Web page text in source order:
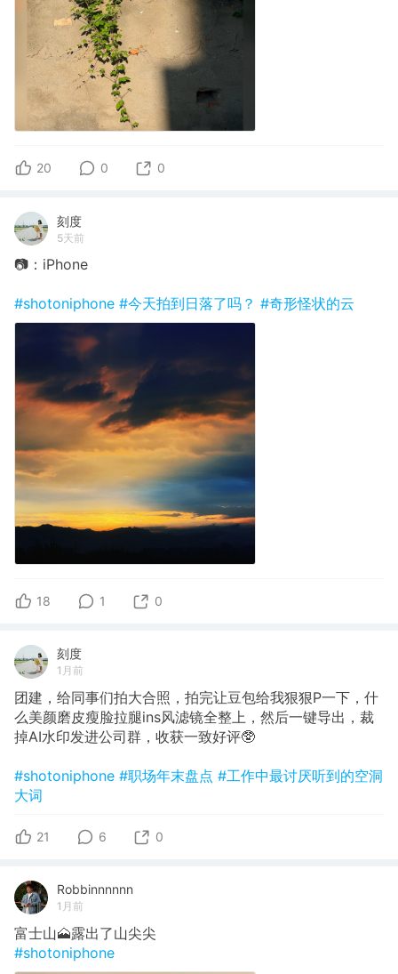
20 0 0
刻度
5天前
📷：iPhone
#shotoniphone #今天拍到日落了吗？ #奇形怪状的云
18 1 0
刻度
1月前
团建，给同事们拍大合照，拍完让豆包给我狠狠P一下，什
么美颜磨皮瘦脸拉腿ins风滤镜全整上，然后一键导出，裁
掉AI水印发进公司群，收获一致好评🥸
#shotoniphone #职场年末盘点 #工作中最讨厌听到的空洞
大词
21 6 0
Robbinnnnnn
1月前
富士山🗻露出了山尖尖
#shotoniphone